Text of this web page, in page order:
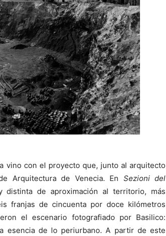
vino con el proyecto que, junto al arquitecto
Arquitectura de Venecia. En Sezioni del
distinta de aproximación al territorio, más
franjas de cincuenta por doce kilómetros
el escenario fotografiado por Basilico:
esencia de lo periurbano. A partir de este